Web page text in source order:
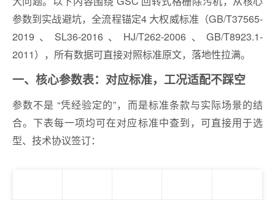
参数到实战避坑，全流程锚定4 大权威标准（GB/T37565-
2019、SL36-2016、HJ/T262-2006、GB/T8923.1-
2011），所有数据可直接对照标准原文，落地性拉满。
一、核心参数表：对应标准，工况适配不踩空
参数不是 “凭经验定的”，而是标准条款与实际场景的结
合。下表每一项均可在对应标准中查到，可直接用于选
型、技术协议签订：